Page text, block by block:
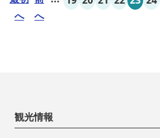
へ
へ
観光情報